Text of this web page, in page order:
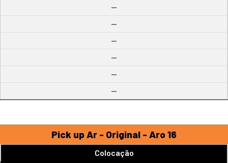
--
--
--
--
--
--
Pick up Ar - Original - Aro 16
Colocação